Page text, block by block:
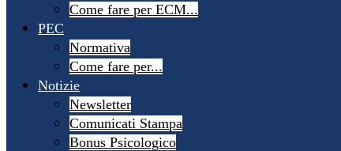
Come fare per ECM...
PEC
Normativa
Come fare per...
Notizie
Newsletter
Comunicati Stampa
Bonus Psicologico